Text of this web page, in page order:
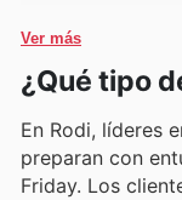
ahorro. Los
semanales, los
exclusivas que
accesible que
para asegurarse
valor para su
Ver más
¿Qué tipo
En Rodi, líderes
preparan con
Friday. Los